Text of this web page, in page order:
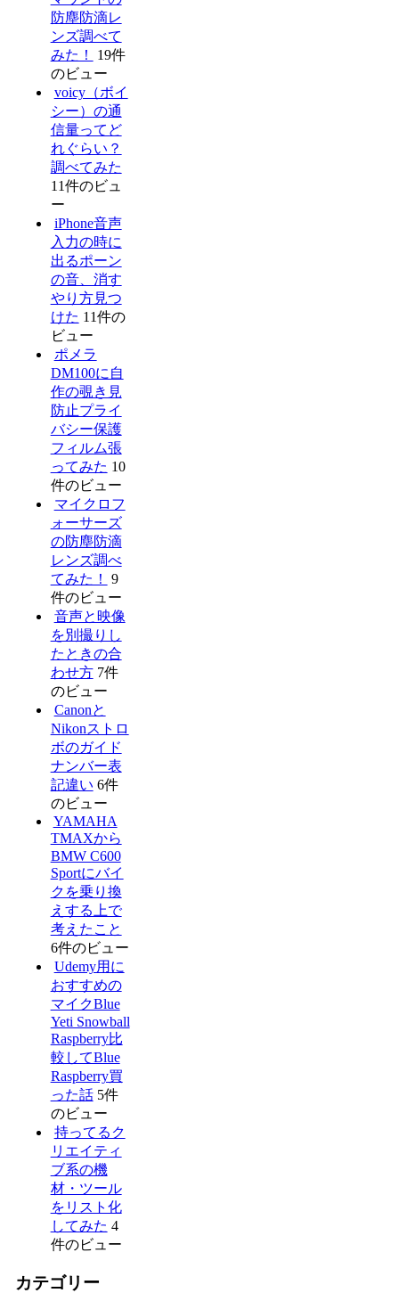
防塵防滴レ
ンズ調べて
みた！
19件
のビュー
voicy（ボイ
シー）の通
信量ってど
れぐらい？
調べてみた
11件のビュ
ー
iPhone音声
入力の時に
出るポーン
の音、消す
やり方見つ
けた 11件の
ビュー
ポメラ
DM100に自
作の覗き見
防止プライ
バシー保護
フィルム張
ってみた 10
件のビュー
マイクロフ
ォーサーズ
の防塵防滴
レンズ調べ
てみた！
9
件のビュー
音声と映像
を別撮りし
たときの合
わせ方 7件
のビュー
Canonと
Nikonストロ
ボのガイド
ナンバー表
記違い 6件
のビュー
YAMAHA
TMAXから
BMW C600
Sportにバイ
クを乗り換
えする上で
考えたこと
6件のビュー
Udemy用に
おすすめの
マイクBlue
Yeti Snowball
Raspberry比
較してBlue
Raspberry買
った話 5件
のビュー
持ってるク
リエイティ
ブ系の機
材・ツール
をリスト化
してみた 4
件のビュー
カテゴリー